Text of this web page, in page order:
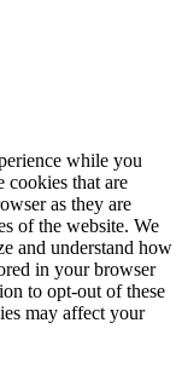
while you
cookies that are
as they are
of the website. We
and understand how
in your browser
to opt-out of these
may affect your